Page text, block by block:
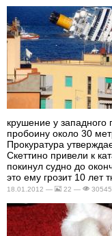
крушение у
пробоину около 30
Прокуратура
Скеттино привели к
покинул судно до
это ему грозит 10 лет
18.01.2012 — 22 —